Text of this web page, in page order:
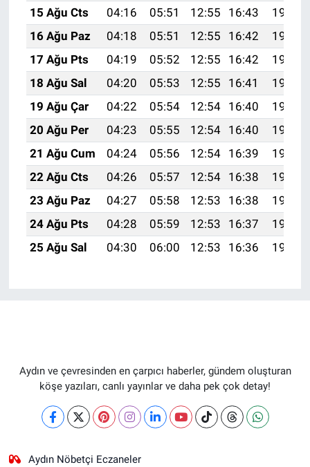
15 Ağu Cts
04:16 05:51 12:55 16:43
19:50
16 Ağu Paz
04:18 05:51 12:55 16:42
19:49
17 Ağu Pts
04:19 05:52 12:55 16:42
19:47
18 Ağu Sal
04:20 05:53 12:55 16:41
19:46
19 Ağu Çar
04:22 05:54 12:54 16:40
19:44
20 Ağu Per
04:23 05:55 12:54 16:40
19:43
21 Ağu Cum
04:24 05:56 12:54 16:39
19:42
22 Ağu Cts
04:26 05:57 12:54 16:38
19:40
23 Ağu Paz
04:27 05:58 12:53 16:38
19:39
24 Ağu Pts
04:28 05:59 12:53 16:37
19:37
25 Ağu Sal
04:30 06:00 12:53 16:36 19:36
Aydın ve çevresinden en çarpıcı haberler, gündem oluşturan
köşe yazıları, canlı yayınlar ve daha pek çok detay!
Aydın Nöbetçi Eczaneler